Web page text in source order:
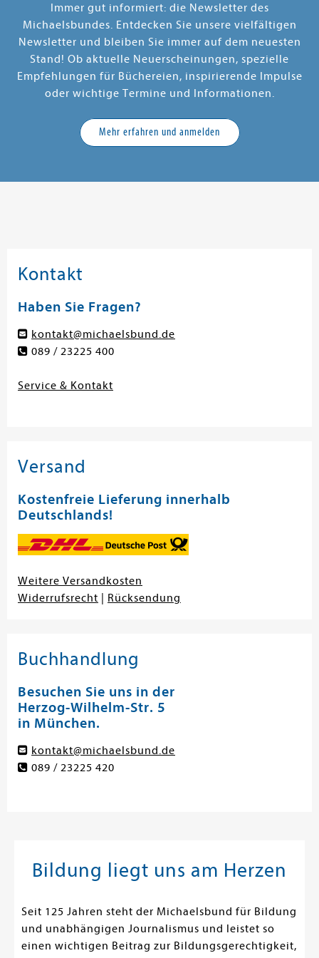
Immer gut informiert: die Newsletter des
Michaelsbundes. Entdecken Sie unsere vielfältigen
Newsletter und bleiben Sie immer auf dem neuesten
Stand! Ob aktuelle Neuerscheinungen, spezielle
Empfehlungen für Büchereien, inspirierende Impulse
oder wichtige Termine und Informationen.
Mehr erfahren und anmelden
Kontakt
Haben Sie Fragen?
kontakt@michaelsbund.de
089 / 23225 400
Service & Kontakt
Versand
Kostenfreie Lieferung innerhalb
Deutschlands!
Weitere Versandkosten
Widerrufsrecht
Rücksendung
Buchhandlung
Besuchen Sie uns in der
Herzog-Wilhelm-Str. 5
in München.
kontakt@michaelsbund.de
089 / 23225 420
Bildung liegt uns am Herzen
Seit 125 Jahren steht der Michaelsbund für Bildung
und unabhängigen Journalismus und leistet so
einen wichtigen Beitrag zur Bildungsgerechtigkeit,